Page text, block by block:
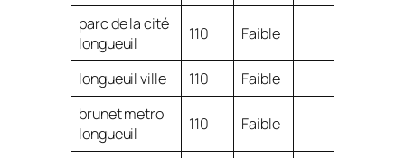
parc de la cité
longueuil
110 Faible
longueuil ville 110
Faible
brunet metro
longueuil
110 Faible